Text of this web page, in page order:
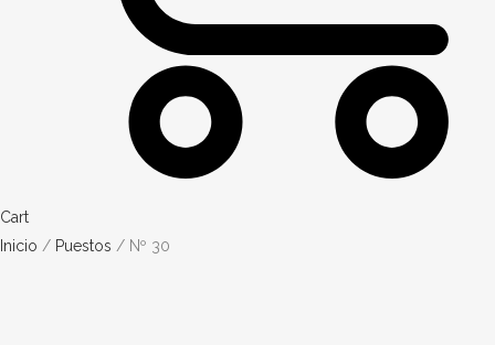
Cart
Inicio / Puestos / Nº 30